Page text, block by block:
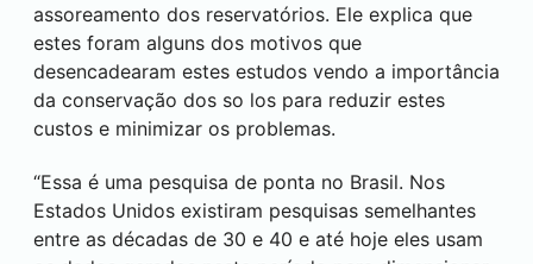
assoreamento dos reservatórios. Ele explica que
estes foram alguns dos motivos que
desencadearam estes estudos vendo a importância
da conservação dos so los para reduzir estes
custos e minimizar os problemas.
“Essa é uma pesquisa de ponta no Brasil. Nos
Estados Unidos existiram pesquisas semelhantes
entre as décadas de 30 e 40 e até hoje eles usam